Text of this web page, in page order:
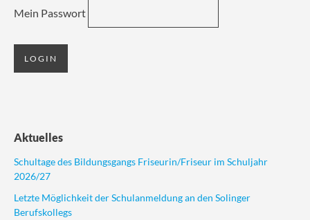
Mein Passwort
Aktuelles
Schultage des Bildungsgangs Friseurin/Friseur im Schuljahr
2026/27
Letzte Möglichkeit der Schulanmeldung an den Solinger
Berufskollegs